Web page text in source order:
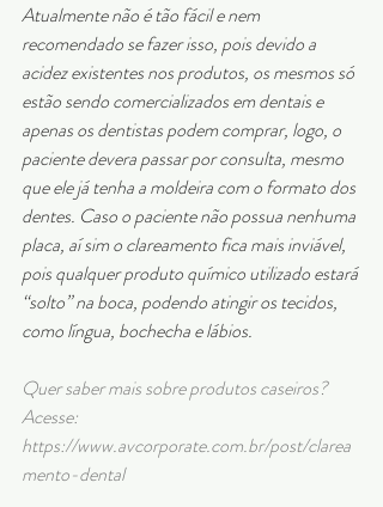
Atualmente não é tão fácil e nem
recomendado se fazer isso, pois devido a
acidez existentes nos produtos, os mesmos só
estão sendo comercializados em dentais e
apenas os dentistas podem comprar, logo, o
paciente devera passar por consulta, mesmo
que ele já tenha a moldeira com o formato dos
dentes. Caso o paciente não possua nenhuma
placa, aí sim o clareamento fica mais inviável,
pois qualquer produto químico utilizado estará
‘‘solto” na boca, podendo atingir os tecidos,
como língua, bochecha e lábios.
Quer saber mais sobre produtos caseiros?
Acesse:
https://www.avcorporate.com.br/post/clarea
mento-dental